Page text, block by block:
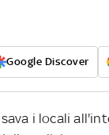
Google Discover
i locali